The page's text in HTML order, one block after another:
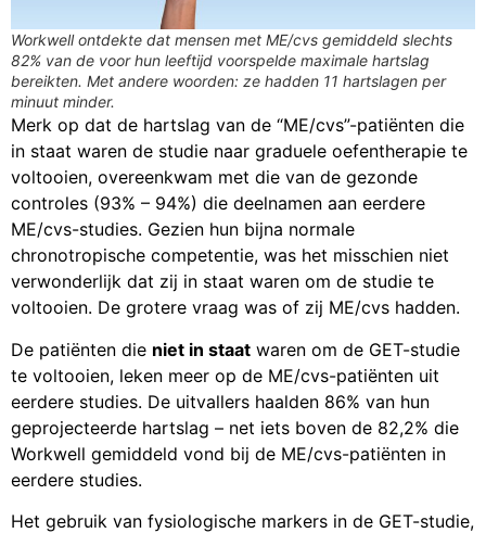
Workwell ontdekte dat mensen met ME/cvs gemiddeld slechts
82% van de voor hun leeftijd voorspelde maximale hartslag
bereikten. Met andere woorden: ze hadden 11 hartslagen per
minuut minder.
Merk op dat de hartslag van de “ME/cvs”-patiënten die
in staat waren de studie naar graduele oefentherapie te
voltooien, overeenkwam met die van de gezonde
controles (93% – 94%) die deelnamen aan eerdere
ME/cvs-studies. Gezien hun bijna normale
chronotropische competentie, was het misschien niet
verwonderlijk dat zij in staat waren om de studie te
voltooien. De grotere vraag was of zij ME/cvs hadden.
De patiënten die niet in staat waren om de GET-studie
te voltooien, leken meer op de ME/cvs-patiënten uit
eerdere studies. De uitvallers haalden 86% van hun
geprojecteerde hartslag – net iets boven de 82,2% die
Workwell gemiddeld vond bij de ME/cvs-patiënten in
eerdere studies.
Het gebruik van fysiologische markers in de GET-studie,